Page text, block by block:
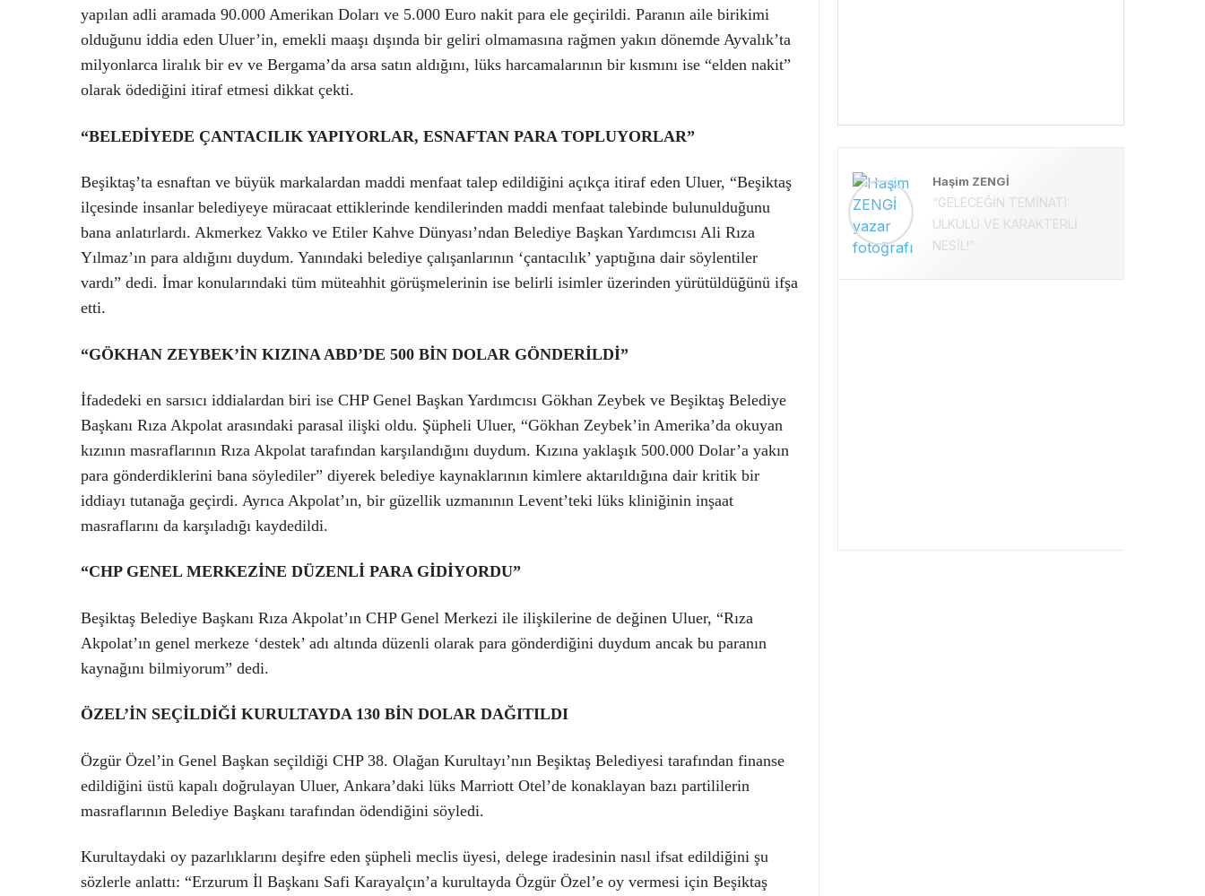
yapılan adli aramada 90.000 Amerikan Doları ve 5.000 Euro nakit para ele geçirildi. Paranın aile birikimi
olduğunu iddia eden Uluer’in, emekli maaşı dışında bir geliri olmamasına rağmen yakın dönemde Ayvalık’ta
milyonlarca liralık bir ev ve Bergama’da arsa satın aldığını, lüks harcamalarının bir kısmını ise “elden nakit”
olarak ödediğini itiraf etmesi dikkat çekti.
“BELEDİYEDE ÇANTACILIK YAPIYORLAR, ESNAFTAN PARA TOPLUYORLAR”
Beşiktaş’ta esnaftan ve büyük markalardan maddi menfaat talep edildiğini açıkça itiraf eden Uluer, “Beşiktaş
ilçesinde insanlar belediyeye müracaat ettiklerinde kendilerinden maddi menfaat talebinde bulunulduğunu
bana anlatırlardı. Akmerkez Vakko ve Etiler Kahve Dünyası’ndan Belediye Başkan Yardımcısı Ali Rıza
Yılmaz’ın para aldığını duydum. Yanındaki belediye çalışanlarının ‘çantacılık’ yaptığına dair söylentiler
vardı” dedi. İmar konularındaki tüm müteahhit görüşmelerinin ise belirli isimler üzerinden yürütüldüğünü ifşa
etti.
“GÖKHAN ZEYBEK’İN KIZINA ABD’DE 500 BİN DOLAR GÖNDERİLDİ”
İfadedeki en sarsıcı iddialardan biri ise CHP Genel Başkan Yardımcısı Gökhan Zeybek ve Beşiktaş Belediye
Başkanı Rıza Akpolat arasındaki parasal ilişki oldu. Şüpheli Uluer, “Gökhan Zeybek’in Amerika’da okuyan
kızının masraflarının Rıza Akpolat tarafından karşılandığını duydum. Kızına yaklaşık 500.000 Dolar’a yakın
para gönderdiklerini bana söylediler” diyerek belediye kaynaklarının kimlere aktarıldığına dair kritik bir
iddiayı tutanağa geçirdi. Ayrıca Akpolat’ın, bir güzellik uzmanının Levent’teki lüks kliniğinin inşaat
masraflarını da karşıladığı kaydedildi.
“CHP GENEL MERKEZİNE DÜZENLİ PARA GİDİYORDU”
Beşiktaş Belediye Başkanı Rıza Akpolat’ın CHP Genel Merkezi ile ilişkilerine de değinen Uluer, “Rıza
Akpolat’ın genel merkeze ‘destek’ adı altında düzenli olarak para gönderdiğini duydum ancak bu paranın
kaynağını bilmiyorum” dedi.
ÖZEL’İN SEÇİLDİĞİ KURULTAYDA 130 BİN DOLAR DAĞITILDI
Özgür Özel’in Genel Başkan seçildiği CHP 38. Olağan Kurultayı’nın Beşiktaş Belediyesi tarafından finanse
edildiğini üstü kapalı doğrulayan Uluer, Ankara’daki lüks Marriott Otel’de konaklayan bazı partililerin
masraflarının Belediye Başkanı tarafından ödendiğini söyledi.
Kurultaydaki oy pazarlıklarını deşifre eden şüpheli meclis üyesi, delege iradesinin nasıl ifsat edildiğini şu
sözlerle anlattı: “Erzurum İl Başkanı Safi Karayalçın’a kurultayda Özgür Özel’e oy vermesi için Beşiktaş
Haşim ZENGİ
“GELECEĞİN TEMİNATI:
ÜLKÜLÜ VE KARAKTERLİ
NESİL!”